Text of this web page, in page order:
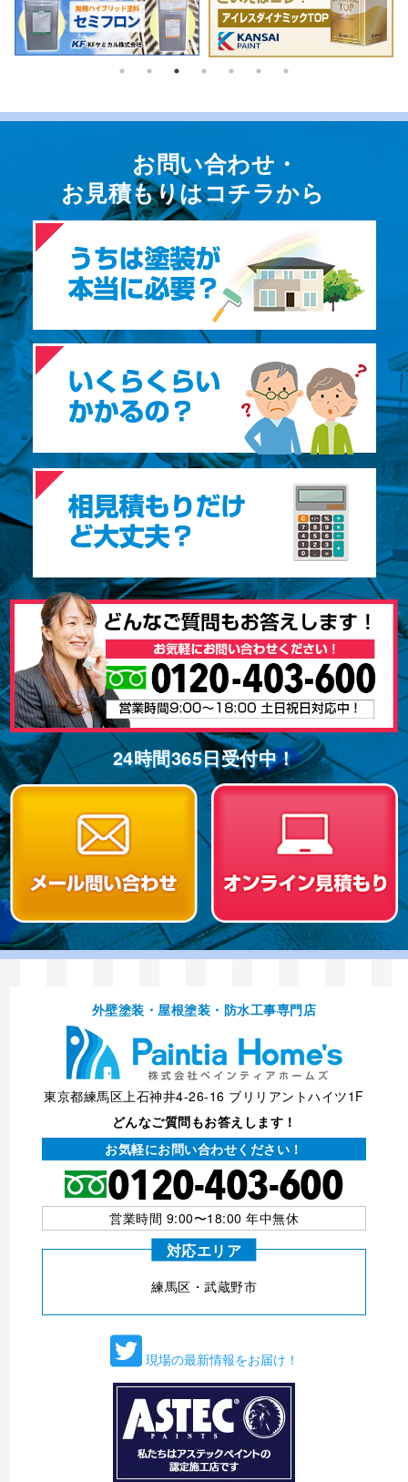
お問い合わせ・
お⾒積もりはコチラから
24時間365⽇受付中！
外壁塗装・屋根塗装・防⽔⼯事専⾨店
東京都練馬区上石神井4-26-16 ブリリアントハイツ1F
どんなご質問もお答えします！
お気軽にお問い合わせください！
営業時間 9:00〜18:00 年中無休
対応エリア
練⾺区・武蔵野市
現場の最新情報をお届け！